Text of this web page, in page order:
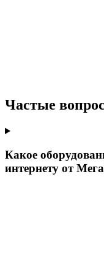
Частые
Какое
интернету от